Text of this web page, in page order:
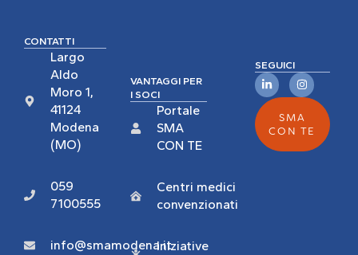
CONTATTI
Largo
Aldo
Moro 1,
41124
Modena
(MO)
059
7100555
info@smamodena.it
VANTAGGI PER
I SOCI
Portale
SMA
CON TE
Centri medici
convenzionati
Iniziative
SEGUICI
SMA
CON TE